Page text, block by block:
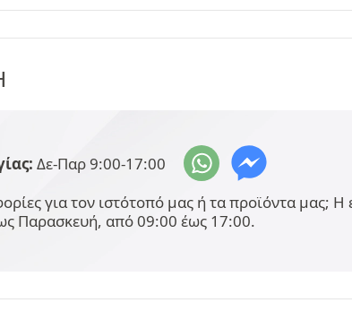
Δε-Παρ 9:00-17:00
για τον ιστότοπό μας ή τα προϊόντα μας;
Παρασκευή, από 09:00 έως 17:00.